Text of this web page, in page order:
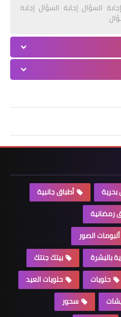
السؤال إجابة السؤال إجابة
بحرية
أطباق جانبية
رمضانية
ألبومات الصور
بالبشرة
بيتك جنتك
حلويات
حلويات العيد
سحور